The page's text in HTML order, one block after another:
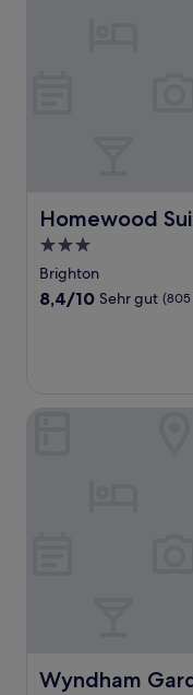
Homewood
Homewood
3.0-
Sterne-
Unterkunft
Brighton
8.4
Bewertungen)
8,4/10 Sehr gut (805
Wyndham
Wyndham Garden